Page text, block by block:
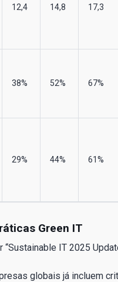
12,4 14,8 17,3
38% 52% 67%
29% 44% 61%
Green IT
“Sustainable IT 2025
globais já incluem